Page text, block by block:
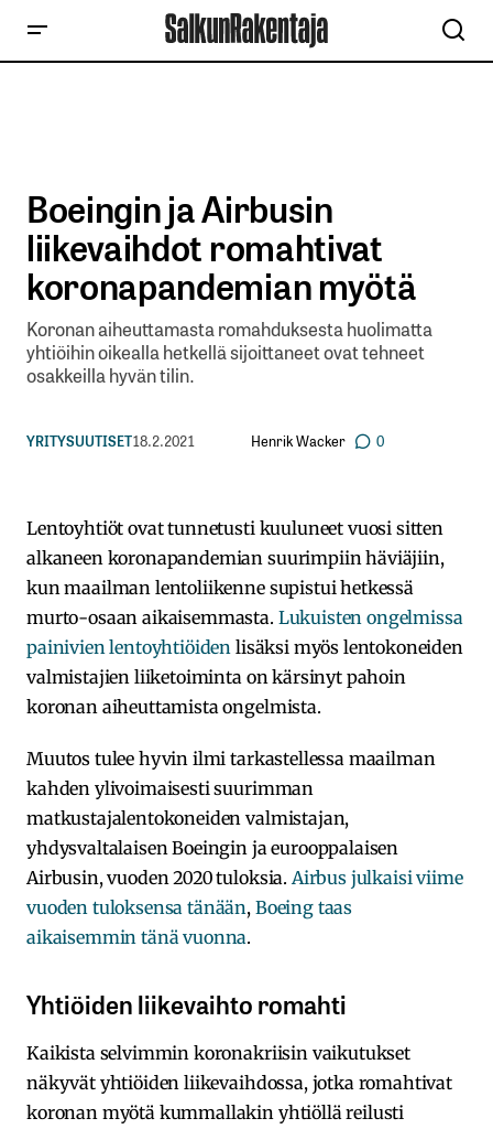
Boeingin ja Airbusin
liikevaihdot romahtivat
koronapandemian myötä
Koronan aiheuttamasta romahduksesta huolimatta
yhtiöihin oikealla hetkellä sijoittaneet ovat tehneet
osakkeilla hyvän tilin.
YRITYSUUTISET18.2.2021 Henrik Wacker 0
Lentoyhtiöt ovat tunnetusti kuuluneet vuosi sitten
alkaneen koronapandemian suurimpiin häviäjiin,
kun maailman lentoliikenne supistui hetkessä
murto-osaan aikaisemmasta. Lukuisten ongelmissa
painivien lentoyhtiöiden lisäksi myös lentokoneiden
valmistajien liiketoiminta on kärsinyt pahoin
koronan aiheuttamista ongelmista.
Muutos tulee hyvin ilmi tarkastellessa maailman
kahden ylivoimaisesti suurimman
matkustajalentokoneiden valmistajan,
yhdysvaltalaisen Boeingin ja eurooppalaisen
Airbusin, vuoden 2020 tuloksia. Airbus julkaisi viime
vuoden tuloksensa tänään, Boeing taas
aikaisemmin tänä vuonna.
Yhtiöiden liikevaihto romahti
Kaikista selvimmin koronakriisin vaikutukset
näkyvät yhtiöiden liikevaihdossa, jotka romahtivat
koronan myötä kummallakin yhtiöllä reilusti